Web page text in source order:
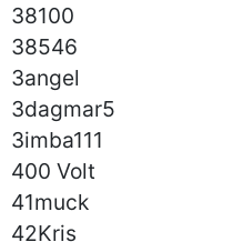
38100
38546
3angel
3dagmar5
3imba111
400 Volt
41muck
42Kris